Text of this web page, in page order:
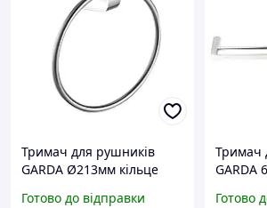
Тримач для рушників
GARDA Ø213мм кільце
Готово до відправки
Тримач
GARDA
Готово